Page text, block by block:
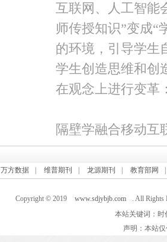
互联网、人工智能
师传授知识”变成“
的环境，引导学生
学生创造思维和创
在观念上进行变革
隔壁学融合移动互
万方数据 维普期刊 龙源期刊 教育部网
Copyright © 2019 www.sdjybjb.com
. All
本站关键词：时
声明：本站